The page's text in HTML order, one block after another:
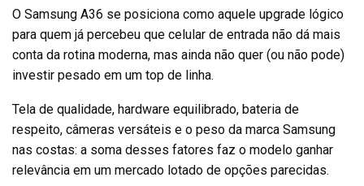
O Samsung A36 se posiciona como aquele upgrade lógico
para quem já percebeu que celular de entrada não dá mais
conta da rotina moderna, mas ainda não quer (ou não pode)
investir pesado em um top de linha.
Tela de qualidade, hardware equilibrado, bateria de
respeito, câmeras versáteis e o peso da marca Samsung
nas costas: a soma desses fatores faz o modelo ganhar
relevância em um mercado lotado de opções parecidas.